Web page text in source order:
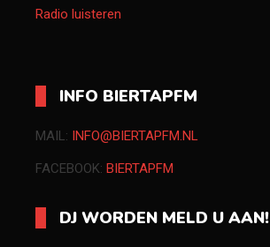
Radio luisteren
INFO BIERTAPFM
MAIL: INFO@BIERTAPFM.NL
FACEBOOK: BIERTAPFM
DJ WORDEN MELD U AAN!